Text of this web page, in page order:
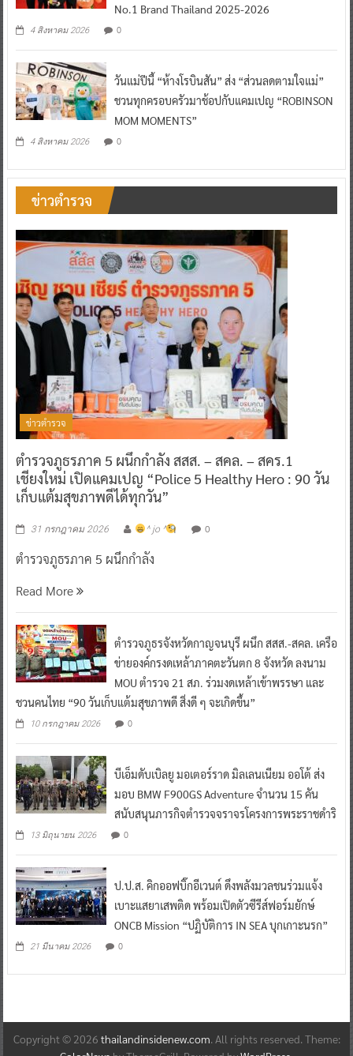
No.1 Brand Thailand 2025-2026
4 สิงหาคม 2026 0
วันแม่ปีนี้ “ห้างโรบินสัน” ส่ง “ส่วนลดตามใจแม่”
ชวนทุกครอบครัวมาช้อปกับแคมเปญ “ROBINSON
MOM MOMENTS”
4 สิงหาคม 2026 0
ข่าวตำรวจ
ข่าวตำรวจ
ตำรวจภูธรภาค 5 ผนึกกำลัง สสส. – สคล. – สคร.1
เชียงใหม่ เปิดแคมเปญ “Police 5 Healthy Hero : 90 วัน
เก็บแต้มสุขภาพดีได้ทุกวัน”
31 กรกฎาคม 2026 ^ jo ^ 0
ตำรวจภูธรภาค 5 ผนึกกำลัง
Read More
ตำรวจภูธรจังหวัดกาญจนบุรี ผนึก สสส.-สคล. เครือ
ข่ายองค์กรงดเหล้าภาคตะวันตก 8 จังหวัด ลงนาม
MOU ตำรวจ 21 สภ. ร่วมงดเหล้าเข้าพรรษา และ
ชวนคนไทย “90 วันเก็บแต้มสุขภาพดี สิ่งดี ๆ จะเกิดขึ้น”
10 กรกฎาคม 2026 0
บีเอ็มดับเบิลยู มอเตอร์ราด มิลเลนเนียม ออโต้ ส่ง
มอบ BMW F900GS Adventure จำนวน 15 คัน
สนับสนุนภารกิจตำรวจจราจรโครงการพระราชดำริ
13 มิถุนายน 2026 0
ป.ป.ส. คิกออฟบิ๊กอีเวนต์ ดึงพลังมวลชนร่วมแจ้ง
เบาะแสยาเสพติด พร้อมเปิดตัวซีรีส์ฟอร์มยักษ์
ONCB Mission “ปฏิบัติการ IN SEA บุกเกาะนรก”
21 มีนาคม 2026 0
Copyright © 2026 thailandinsidenew.com. All rights reserved. Theme: